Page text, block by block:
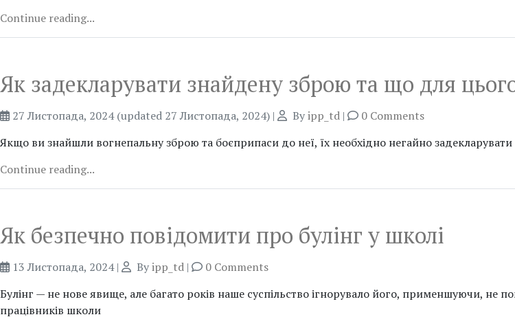
Continue reading...
Як задекларувати знайдену зброю та що для
27 Листопада, 2024 (updated 27 Листопада, 2024) | Byipp_td |
0 Comments
Якщо ви знайшли вогнепальну зброю та боєприпаси до неї, їх необхідно негайно задекларувати
Continue reading...
Як безпечно повідомити про булінг у школі
13 Листопада, 2024| Byipp_td |
0 Comments
Булінг — не нове явище, але багато років наше суспільство ігнорувало його, применшуючи, не
працівників школи